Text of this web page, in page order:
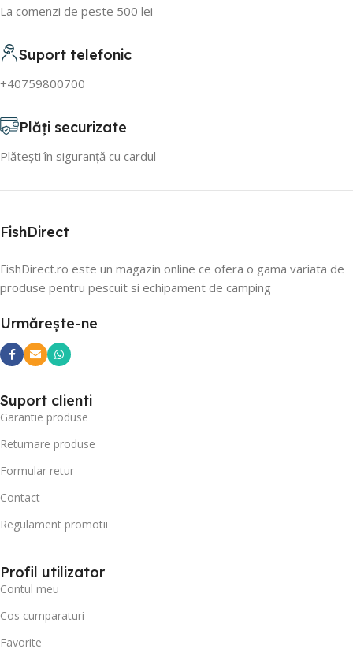
La comenzi de peste 500 lei
Suport telefonic
+40759800700
Plăți securizate
Plătești în siguranță cu cardul
FishDirect
FishDirect.ro este un magazin online ce ofera o gama variata de
produse pentru pescuit si echipament de camping
Urmărește-ne
Suport clienti
Garantie produse
Returnare produse
Formular retur
Contact
Regulament promotii
Profil utilizator
Contul meu
Cos cumparaturi
Favorite